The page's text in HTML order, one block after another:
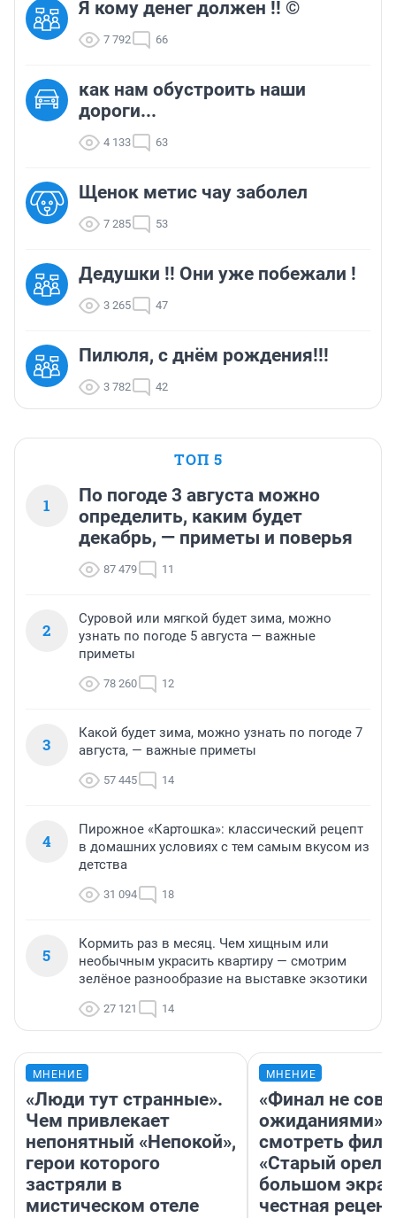
Я кому денег должен !! ©
7 792 66
как нам обустроить наши
дороги...
4 133 63
Щенок метис чау заболел
7 285 53
Дедушки !! Они уже побежали !
3 265 47
Пилюля, с днём рождения!!!
3 782 42
ТОП 5
1
По погоде 3 августа можно
определить, каким будет
декабрь, — приметы и поверья
87 479 11
2
Суровой или мягкой будет зима, можно
узнать по погоде 5 августа — важные
приметы
78 260 12
3
Какой будет зима, можно узнать по погоде 7
августа, — важные приметы
57 445 14
4
Пирожное «Картошка»: классический рецепт
в домашних условиях с тем самым вкусом из
детства
31 094 18
5
Кормить раз в месяц. Чем хищным или
необычным украсить квартиру — смотрим
зелёное разнообразие на выставке экзотики
27 121 14
МНЕНИЕ
«Люди тут странные».
Чем привлекает
непонятный «Непокой»,
герои которого
застряли в
мистическом отеле
МНЕНИЕ
«Финал не
ожиданиями»:
смотреть
«Старый орел»
большом
честная